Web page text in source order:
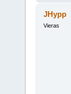
JHypp
Vieras